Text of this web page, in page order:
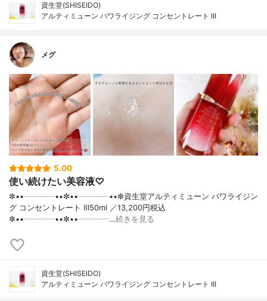
資生堂(SHISEIDO)
アルティミューン パワライジング コンセントレート III
メグ
5.00
使い続けたい美容液♡
✼••┈┈┈┈••✼••┈┈┈┈••✼資生堂アルティミューン パワライジン
グ コンセントレート Ⅲ50ml ／13,200円税込
✼••┈┈┈┈••✼••┈┈┈┈…続きを見る
資生堂(SHISEIDO)
アルティミューン パワライジング コンセントレート III